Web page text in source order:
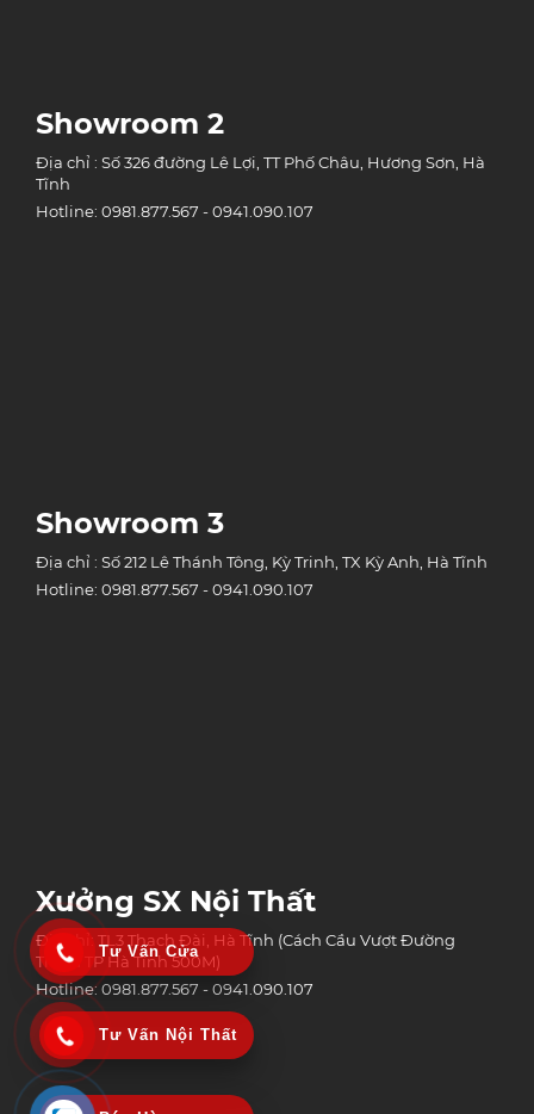
Showroom 2
Địa chỉ : Số 326 đường Lê Lợi, TT Phố Châu, Hương Sơn, Hà
Tĩnh
Hotline: 0981.877.567 - 0941.090.107
Showroom 3
Địa chỉ : Số 212 Lê Thánh Tông, Kỳ Trinh, TX Kỳ Anh, Hà Tĩnh
Hotline: 0981.877.567 - 0941.090.107
Xưởng SX Nội Thất
Địa chỉ: TL3 Thạch Đài, Hà Tĩnh (Cách Cầu Vượt Đường
Tránh TP Hà Tĩnh 500M)
Hotline: 0981.877.567 - 0941.090.107
Tư Vấn Cửa
Tư Vấn Nội Thất